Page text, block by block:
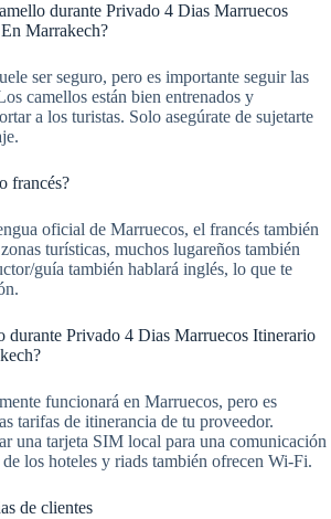
durante Privado 4 Dias Marruecos
Marrakech?
ser seguro, pero es importante seguir las
camellos están bien entrenados y
a los turistas. Solo asegúrate de sujetarte
francés?
oficial de Marruecos, el francés también
turísticas, muchos lugareños también
guía también hablará inglés, lo que te
durante Privado 4 Dias Marruecos Itinerario
funcionará en Marruecos, pero es
tarifas de itinerancia de tu proveedor.
una tarjeta SIM local para una comunicación
los hoteles y riads también ofrecen Wi-Fi.
de clientes